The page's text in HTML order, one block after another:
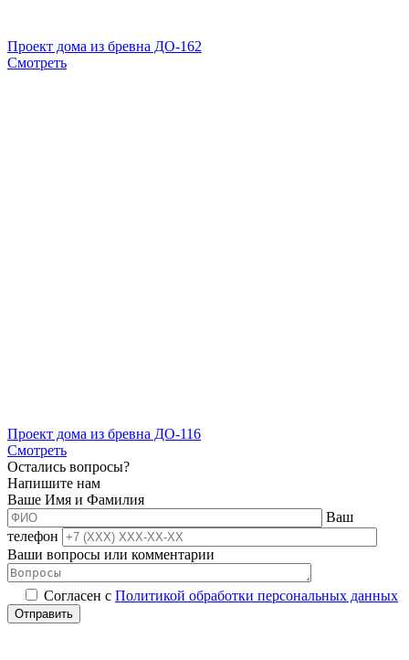
Проект дома из бревна ДО-162
Смотреть
Проект дома из бревна ДО-116
Смотреть
Остались вопросы?
Напишите нам
Ваше Имя и Фамилия
Ваш
телефон
Ваши вопросы или комментарии
Согласен с Политикой обработки персональных данных